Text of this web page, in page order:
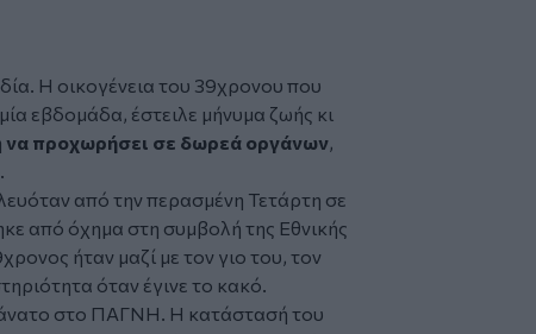
Η οικογένεια του 39χρονου που
εβδομάδα, έστειλε μήνυμα ζωής κι
να προχωρήσει σε δωρεά οργάνων,
από την περασμένη Τετάρτη σε
από όχημα στη συμβολή της Εθνικής
ήταν μαζί με τον γιο του, τον
όταν έγινε το κακό.
στο ΠΑΓΝΗ. Η κατάστασή του